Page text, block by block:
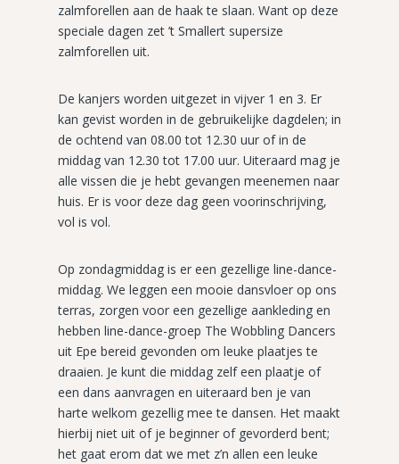
zalmforellen aan de haak te slaan. Want op deze
speciale dagen zet ’t Smallert supersize
zalmforellen uit.
De kanjers worden uitgezet in vijver 1 en 3. Er
kan gevist worden in de gebruikelijke dagdelen; in
de ochtend van 08.00 tot 12.30 uur of in de
middag van 12.30 tot 17.00 uur. Uiteraard mag je
alle vissen die je hebt gevangen meenemen naar
huis. Er is voor deze dag geen voorinschrijving,
vol is vol.
Op zondagmiddag is er een gezellige line-dance-
middag. We leggen een mooie dansvloer op ons
terras, zorgen voor een gezellige aankleding en
hebben line-dance-groep The Wobbling Dancers
uit Epe bereid gevonden om leuke plaatjes te
draaien. Je kunt die middag zelf een plaatje of
een dans aanvragen en uiteraard ben je van
harte welkom gezellig mee te dansen. Het maakt
hierbij niet uit of je beginner of gevorderd bent;
het gaat erom dat we met z’n allen een leuke